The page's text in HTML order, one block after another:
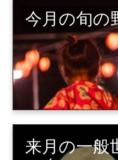
今月の旬の
来月の一般